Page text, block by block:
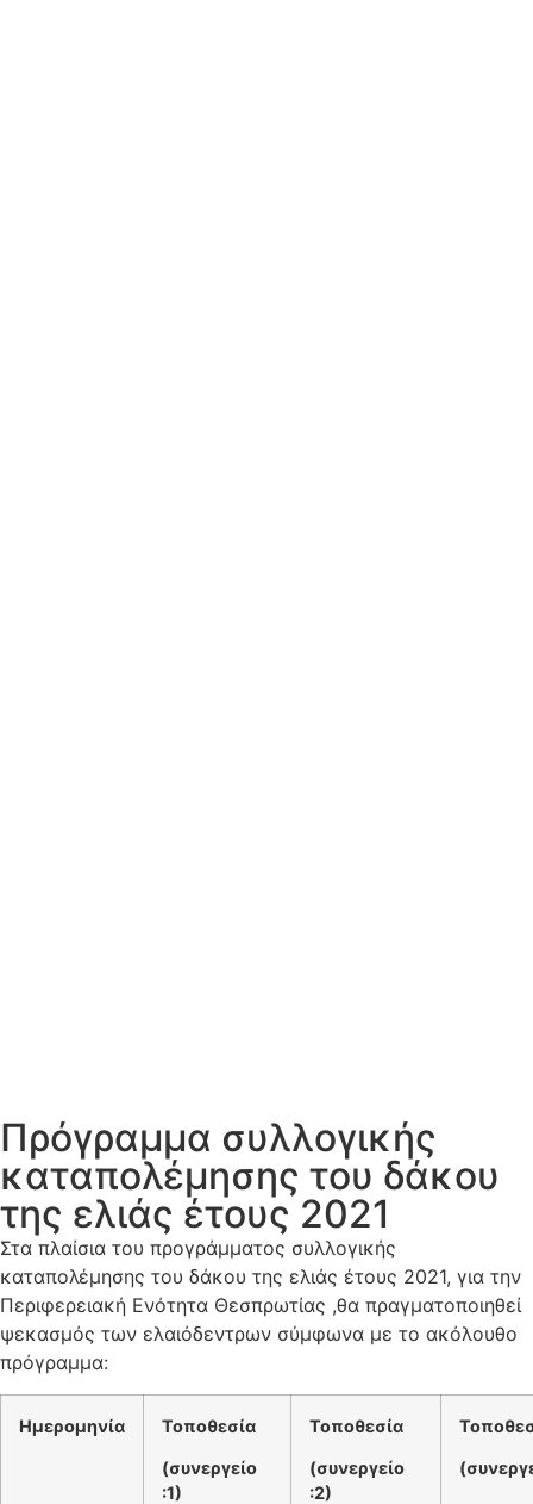
Πρόγραμμα συλλογικής
καταπολέμησης του δάκου
της ελιάς έτους 2021
Στα πλαίσια του προγράμματος συλλογικής
καταπολέμησης του δάκου της ελιάς έτους 2021, για την
Περιφερειακή Ενότητα Θεσπρωτίας ,θα πραγματοποιηθεί
ψεκασμός των ελαιόδεντρων σύμφωνα με το ακόλουθο
πρόγραμμα:
Ημερομηνία Τοποθεσία
(συνεργείο
:1)
Τοποθεσία
(συνεργείο
:2)